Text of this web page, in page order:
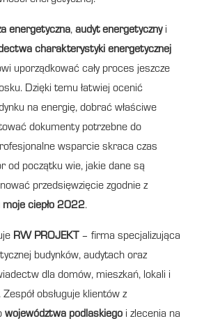
energetyczna, audyt energetycznyi
charakterystyki energetycznej
uporządkować cały proces jeszcze
Dzięki temu łatwiej ocenić
na energię, dobrać właściwe
dokumenty potrzebne do
wsparcie skraca czas
od początku wie, jakie dane są
przedsięwzięcie zgodnie z
moje ciepło 2022.
RW PROJEKT – firma specjalizująca
budynków, audytach oraz
dla domów, mieszkań, lokali i
obsługuje klientów z
województwa podlaskiego i zlecenia na